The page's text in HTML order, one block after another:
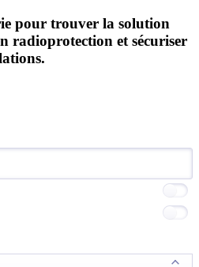
pour trouver la solution
radioprotection et sécuriser